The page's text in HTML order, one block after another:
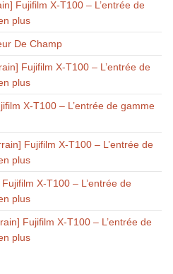
Fujifilm X-T100 – L’entrée de
plus
De Champ
Fujifilm X-T100 – L’entrée de
plus
X-T100 – L’entrée de gamme
Fujifilm X-T100 – L’entrée de
plus
X-T100 – L’entrée de
plus
Fujifilm X-T100 – L’entrée de
plus